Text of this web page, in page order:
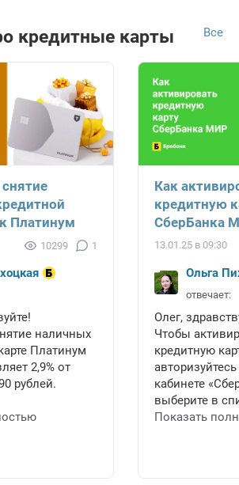
кредитные карты Все
Платинум
10299 1
наличных
Платинум
2,9% от
рублей.
Как
кредитную
СберБанка
13.01.25 в 09:30
Ольга
отвечает:
Олег,
Чтобы
кредитную
кабинете
выберите в
Показать